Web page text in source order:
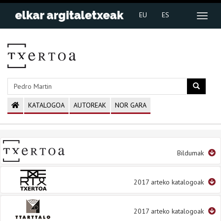
EU ES
KATALOGOA AUTOREAK NOR GARA
Bildumak
2017 arteko katalogoak
2017 arteko katalogoak